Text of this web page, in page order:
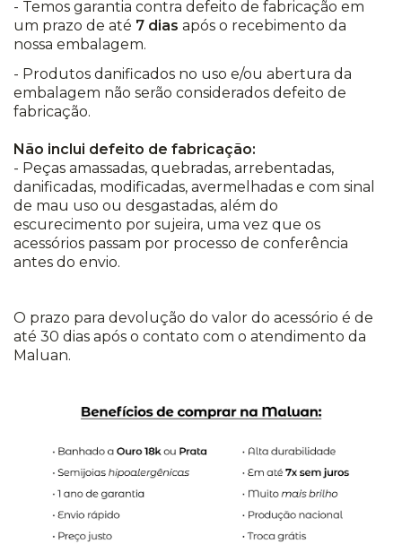
- Temos garantia contra defeito de fabricação em
um prazo de até 7 dias após o recebimento da
nossa embalagem.
- Produtos danificados no uso e/ou abertura da
embalagem não serão considerados defeito de
fabricação.
Não inclui defeito de fabricação:
- Peças amassadas, quebradas, arrebentadas,
danificadas, modificadas, avermelhadas e com sinal
de mau uso ou desgastadas, além do
escurecimento por sujeira, uma vez que os
acessórios passam por processo de conferência
antes do envio.
O prazo para devolução do valor do acessório é de
até 30 dias após o contato com o atendimento da
Maluan.